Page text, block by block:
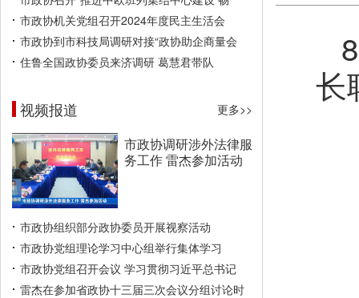
市政协机关党组召开2024年度民主生活会
市政协到市科技局调研对接“政协助企商量会
住鲁全国政协委员来济调研 葛慧君带队
视频报道 更多>>
市政协调研涉外法律服
务工作 雷杰参加活动
市政协组织部分政协委员开展视察活动
市政协党组理论学习中心组举行集体学习
市政协党组召开会议 学习贯彻习近平总书记
雷杰在参加省政协十三届三次会议分组讨论时
长